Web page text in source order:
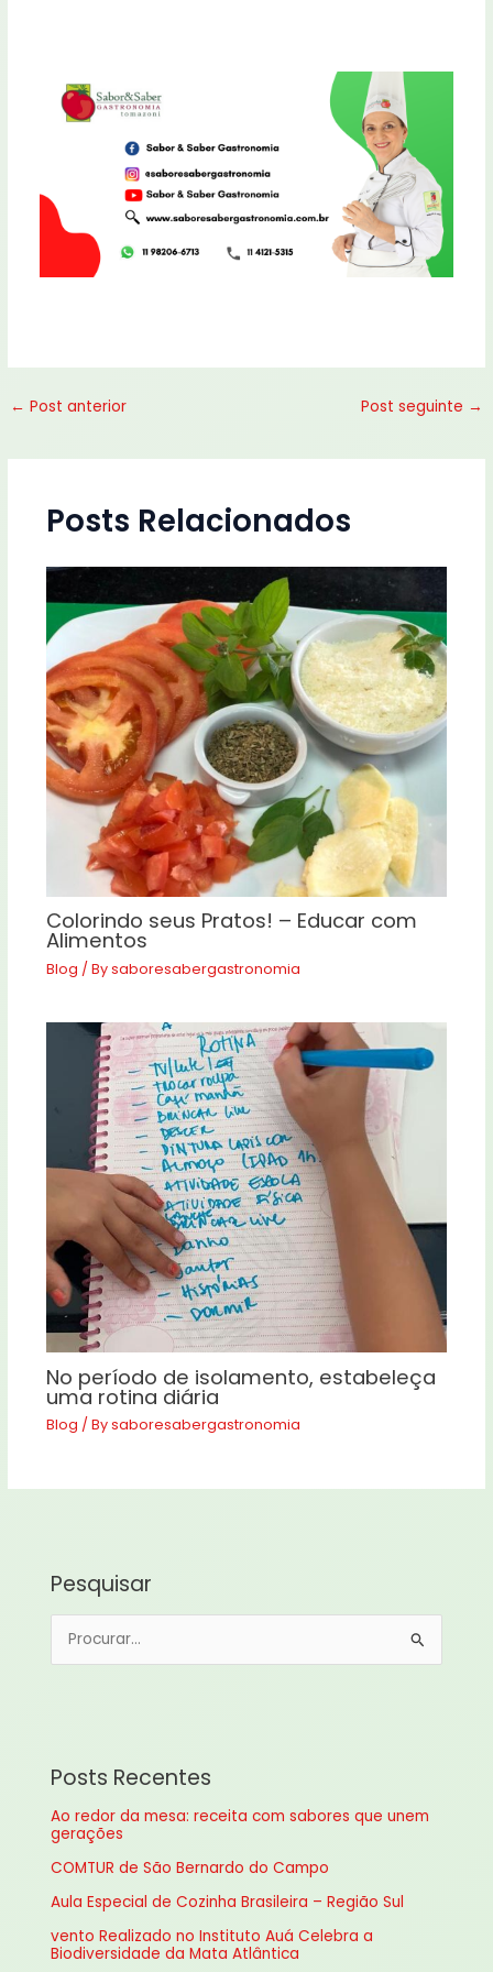
← Post anterior Post seguinte →
Posts Relacionados
Colorindo seus Pratos! – Educar com
Alimentos
Blog / Bysaboresabergastronomia
No período de isolamento, estabeleça
uma rotina diária
Blog / Bysaboresabergastronomia
Pesquisar
i
s
p
o
Posts Recentes
Ao redor da mesa: receita com sabores que unem
gerações
COMTUR de São Bernardo do Campo
Aula Especial de Cozinha Brasileira – Região Sul
vento Realizado no Instituto Auá Celebra a
Biodiversidade da Mata Atlântica